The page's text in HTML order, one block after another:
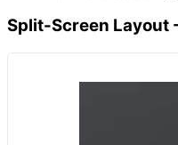
Split-Screen Layout